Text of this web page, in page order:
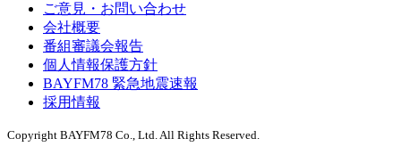
ご意見・お問い合わせ
会社概要
番組審議会報告
個人情報保護方針
BAYFM78 緊急地震速報
採用情報
Copyright BAYFM78 Co., Ltd. All Rights Reserved.